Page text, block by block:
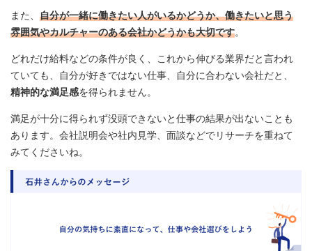
また、 自分が一緒に働きたい人がいるかどうか、働きたいと思う
雰囲気やカルチャーのある会社かどうかも大切です。
どれだけ給料などの条件が良く、これから伸びる業界だと言われ
ていても、自分が好きではない仕事、自分に合わない会社だと、
精神的な満足感を得られません。
満足が十分に得られず没頭できないと仕事の結果が出ないことも
あります。会社説明会や社内見学、面談などでリサーチを重ねて
みてくださいね。